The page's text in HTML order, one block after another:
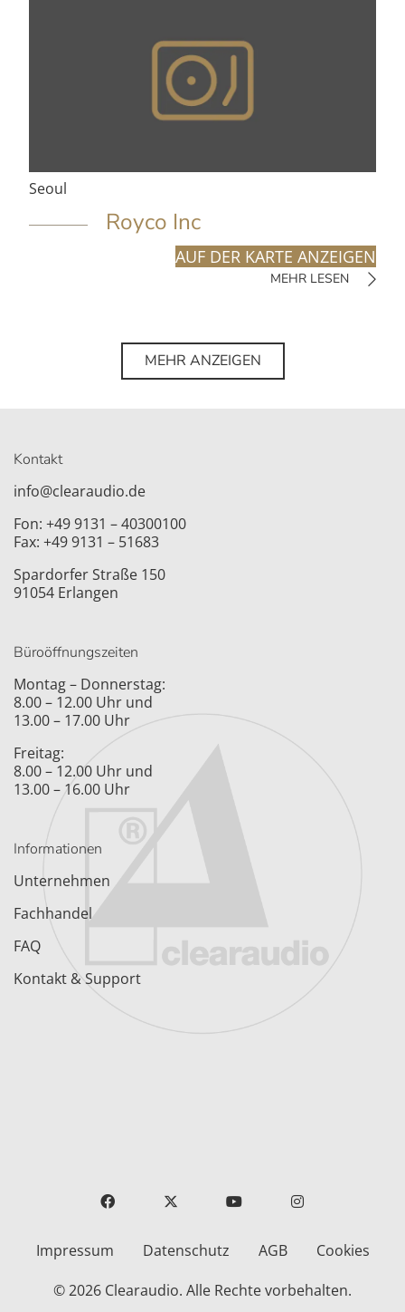
Seoul
Royco Inc
AUF DER KARTE ANZEIGEN
MEHR LESEN
MEHR ANZEIGEN
Kontakt
info@clearaudio.de
Fon: +49 9131 – 40300100
Fax: +49 9131 – 51683
Spardorfer Straße 150
91054 Erlangen
Büroöffnungszeiten
Montag – Donnerstag:
8.00 – 12.00 Uhr und
13.00 – 17.00 Uhr
Freitag:
8.00 – 12.00 Uhr und
13.00 – 16.00 Uhr
Informationen
Unternehmen
Fachhandel
FAQ
Kontakt & Support
FACEBOOK
X YOUTUBEINSTAGRAM
Impressum Datenschutz AGB
Cookies
© 2026 Clearaudio. Alle Rechte vorbehalten.